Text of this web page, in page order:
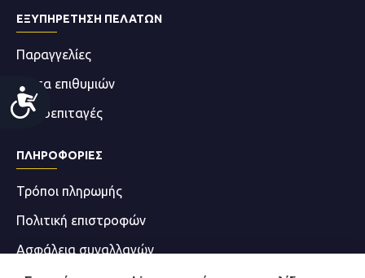
Accessibility
ΕΞΥΠΗΡΕΤΗΣΗ ΠΕΛΑΤΩΝ
Παραγγελίες
Λίστα επιθυμιών
Δωροεπιταγές
ΠΛΗΡΟΦΟΡΊΕΣ
Τρόποι πληρωμής
Πολιτική επιστροφών
Ασφάλεια συναλλαγών